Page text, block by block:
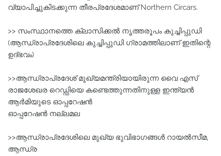
വ്യാപിച്ചുകിടക്കുന്ന തീരപ്രദേശമാണ് Northern Circars.
>> സംസ്ഥാനത്തെ ക്ലാസിക്കല്‍ നൃത്തരൂപം കുച്ചിപ്പുഡി
(ആന്ധ്രാപ്രദേശിലെ കുച്ചിപ്പുഡി ഗ്രാമത്തിലാണ്‌ ഇതിന്റെ
ഉദ്ഭവം)
>>ആന്ധ്രാപ്രദേശ്‌ മുഖ്യമന്ത്രിയായിരുന്ന വൈ എസ്
രാജശേഖര റെഡ്ഡിയെ കണ്ടെത്തുന്നതിനുള്ള ഇന്ത്യൻ
ആർമിയുടെ ഓപ്പറേഷൻ
ഓപ്പറേഷൻ നല്ലമല
>>ആന്ധ്രാപ്രദേശിലെ മുഖ്യ ഭുവിഭാഗങ്ങള്‍ റായല്‍സീമ,
ആന്ധ്ര